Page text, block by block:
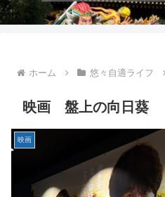
ホーム 悠々自適ライフ
映画 盤上の向日葵
映画